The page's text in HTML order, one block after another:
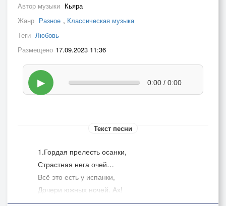
Автор музыки Кьяра
Жанр Разное , Классическая музыка
Теги Любовь
Размещено 17.09.2023 11:36
▶ 0:00 / 0:00
Текст песни
1.Гордая прелесть осанки,
Страстная нега очей…
Всё это есть у испанки,
Дочери южных ночей. Ах!